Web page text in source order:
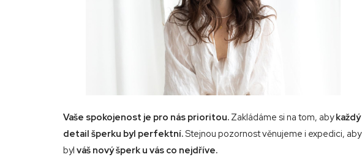
Vaše spokojenost je pro nás prioritou. Zakládáme si na tom, abykaždý
detail šperku byl perfektní.Stejnou pozornost věnujeme i expedici, aby
byl váš nový šperk u vás co nejdříve.